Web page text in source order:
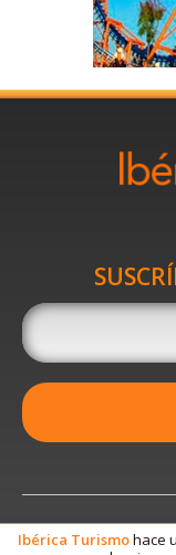
Ibérica Turismohace